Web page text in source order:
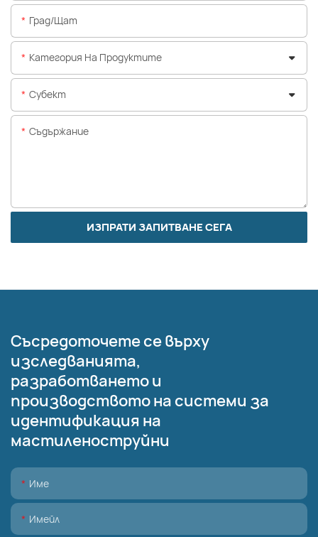
Град/щат
Категория На Продуктите
Субект
Съдържание
ИЗПРАТИ ЗАПИТВАНЕ СЕГА
Съсредоточете се върху
изследванията,
разработването и
производството на системи за
идентификация на
мастиленоструйни
Име
Имейл